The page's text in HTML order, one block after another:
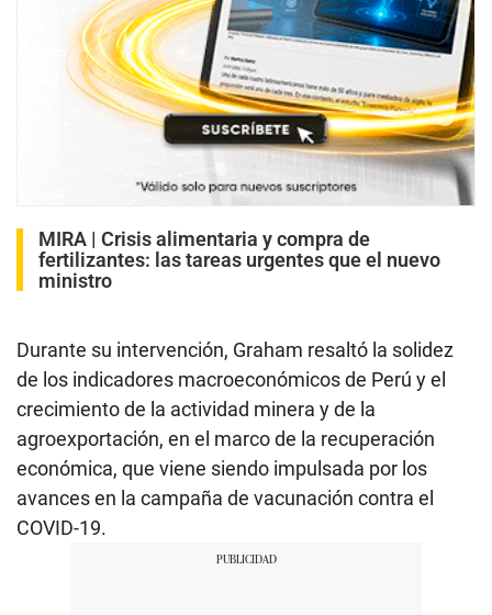
MIRA | Crisis alimentaria y compra de
fertilizantes: las tareas urgentes que el nuevo
ministro
Durante su intervención, Graham resaltó la solidez
de los indicadores macroeconómicos de Perú y el
crecimiento de la actividad minera y de la
agroexportación, en el marco de la recuperación
económica, que viene siendo impulsada por los
avances en la campaña de vacunación contra el
COVID-19.